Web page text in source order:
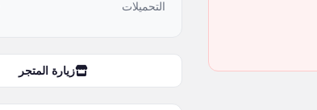
التحميلات
زيارة المتجر